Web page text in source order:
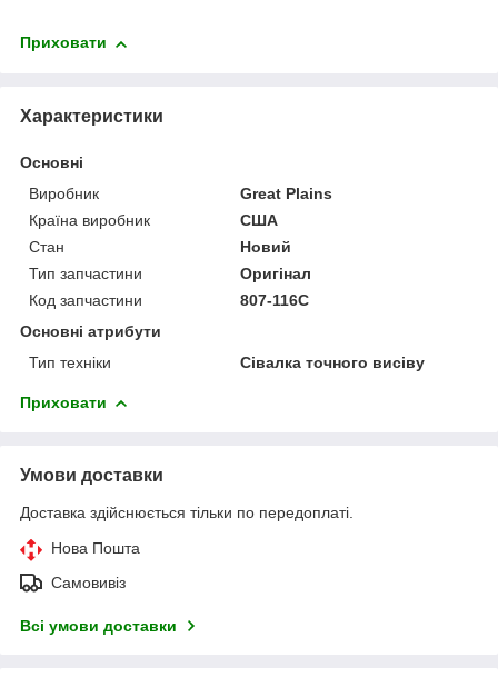
Приховати
Характеристики
Основні
Виробник
Great Plains
Країна виробник
США
Стан
Новий
Тип запчастини
Оригінал
Код запчастини
807-116C
Основні атрибути
Тип техніки
Сівалка точного висіву
Приховати
Умови доставки
Доставка здійснюється тільки по передоплаті.
Нова Пошта
Самовивіз
Всі умови доставки